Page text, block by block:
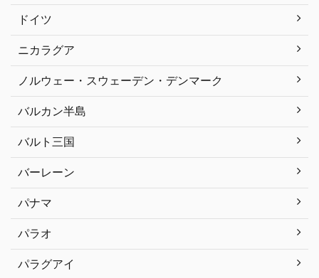
ドイツ
ニカラグア
ノルウェー・スウェーデン・デンマーク
バルカン半島
バルト三国
バーレーン
パナマ
パラオ
パラグアイ